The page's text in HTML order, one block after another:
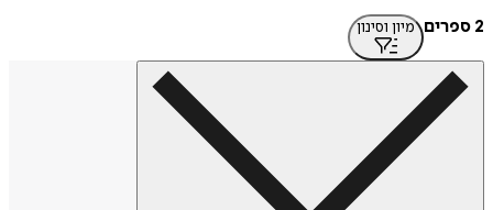
2 ספרים
מיון וסינון